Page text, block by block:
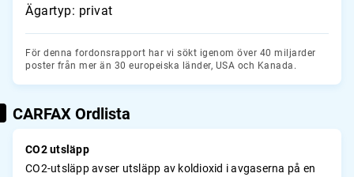
Ägartyp: privat
För denna fordonsrapport har vi sökt igenom över 40 miljarder
poster från mer än 30 europeiska länder, USA och Kanada.
CARFAX Ordlista
CO2 utsläpp
CO2-utsläpp avser utsläpp av koldioxid i avgaserna på en